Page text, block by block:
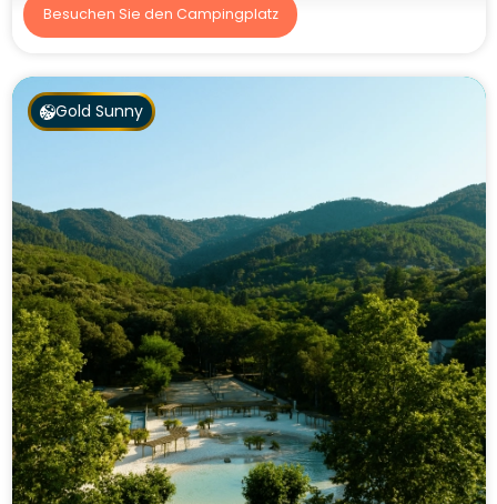
Besuchen Sie den Campingplatz
Gold Sunny